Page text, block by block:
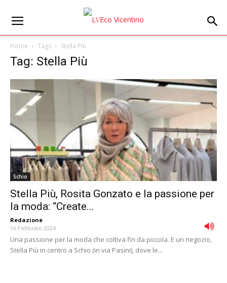
Home Tags Stella Più
Tag: Stella Più
Schio
Stella Più, Rosita Gonzato e la passione per
la moda: “Create...
Redazione -
16 Febbraio 2024
Una passione per la moda che coltiva fin da piccola. E un negozio,
Stella Più in centro a Schio (in via Pasini), dove le...